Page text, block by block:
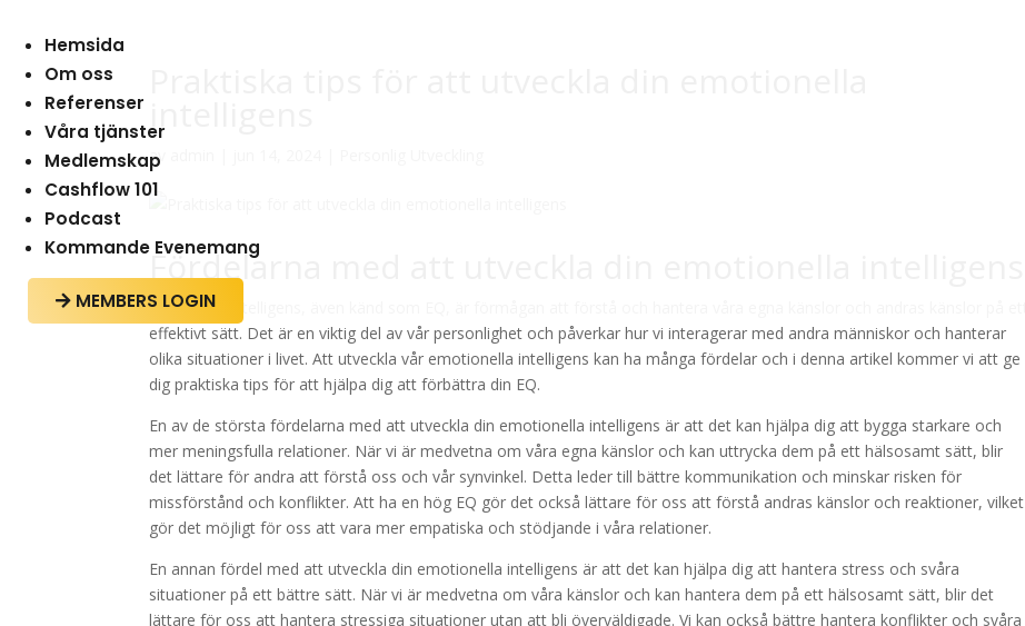
Hemsida
Om oss
Referenser
Våra tjänster
Medlemskap
Cashflow 101
Podcast
Kommande Evenemang
 MEMBERS LOGIN
av
Fördelarna med att utveckla din emotionella intelligens
Emotionell intelligens, även känd som EQ, är förmågan att förstå och hantera våra egna känslor och andras känslor på ett
effektivt sätt. Det är en viktig del av vår personlighet och påverkar hur vi interagerar med andra människor och hanterar
olika situationer i livet. Att utveckla vår emotionella intelligens kan ha många fördelar och i denna artikel kommer vi att ge
dig praktiska tips för att hjälpa dig att förbättra din EQ.
En av de största fördelarna med att utveckla din emotionella intelligens är att det kan hjälpa dig att bygga starkare och
mer meningsfulla relationer. När vi är medvetna om våra egna känslor och kan uttrycka dem på ett hälsosamt sätt, blir
det lättare för andra att förstå oss och vår synvinkel. Detta leder till bättre kommunikation och minskar risken för
missförstånd och konflikter. Att ha en hög EQ gör det också lättare för oss att förstå andras känslor och reaktioner, vilket
gör det möjligt för oss att vara mer empatiska och stödjande i våra relationer.
En annan fördel med att utveckla din emotionella intelligens är att det kan hjälpa dig att hantera stress och svåra
situationer på ett bättre sätt. När vi är medvetna om våra känslor och kan hantera dem på ett hälsosamt sätt, blir det
lättare för oss att hantera stressiga situationer utan att bli överväldigade. Vi kan också bättre hantera konflikter och svåra